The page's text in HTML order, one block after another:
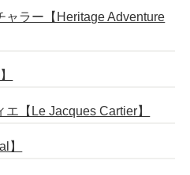
ャラー【Heritage Adventure
【Le Jacques Cartier】
】